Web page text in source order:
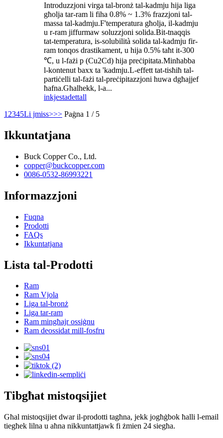
Introduzzjoni virga tal-bronż tal-kadmju hija liga
għolja tar-ram li fiha 0.8% ~ 1.3% frazzjoni tal-
massa tal-kadmju.F'temperatura għolja, il-kadmju
u r-ram jiffurmaw soluzzjoni solida.Bit-tnaqqis
tat-temperatura, is-solubilità solida tal-kadmju fir-
ram tonqos drastikament, u hija 0.5% taħt it-300
℃, u l-fażi p (Cu2Cd) hija preċipitata.Minħabba
l-kontenut baxx ta 'kadmju.L-effett tat-tisħiħ tal-
partiċelli tal-fażi tal-preċipitazzjoni huwa dgħajjef
ħafna.Għalhekk, l-a...
inkjestadettall
1 2345Li jmiss>>> Paġna 1 / 5
Ikkuntatjana
Buck Copper Co., Ltd.
copper@buckcopper.com
0086-0532-86993221
Informazzjoni
Fuqna
Prodotti
FAQs
Ikkuntatjana
Lista tal-Prodotti
Ram
Ram Vjola
Liga tal-bronż
Liga tar-ram
Ram mingħajr ossiġnu
Ram deossidat mill-fosfru
Tibgħat mistoqsijiet
Għal mistoqsijiet dwar il-prodotti tagħna, jekk jogħġbok ħalli l-email
tiegħek lilna u aħna nikkuntattjawk fi żmien 24 siegħa.